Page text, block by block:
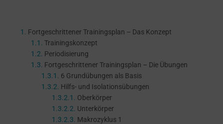
Fortgeschrittener Trainingsplan – Das Konzept
Trainingskonzept
Periodisierung
Fortgeschrittener Trainingsplan – Die Übungen
6 Grundübungen als Basis
Hilfs- und Isolationsübungen
Oberkörper
Unterkörper
Makrozyklus 1